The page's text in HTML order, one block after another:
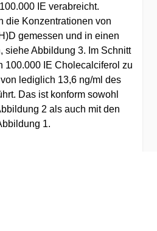
IE verabreicht.
die Konzentrationen von
gemessen und in einen
siehe Abbildung 3. Im Schnitt
100.000 IE Cholecalciferol zu
lediglich 13,6 ng/ml des
Das ist konform sowohl
2 als auch mit den
1.